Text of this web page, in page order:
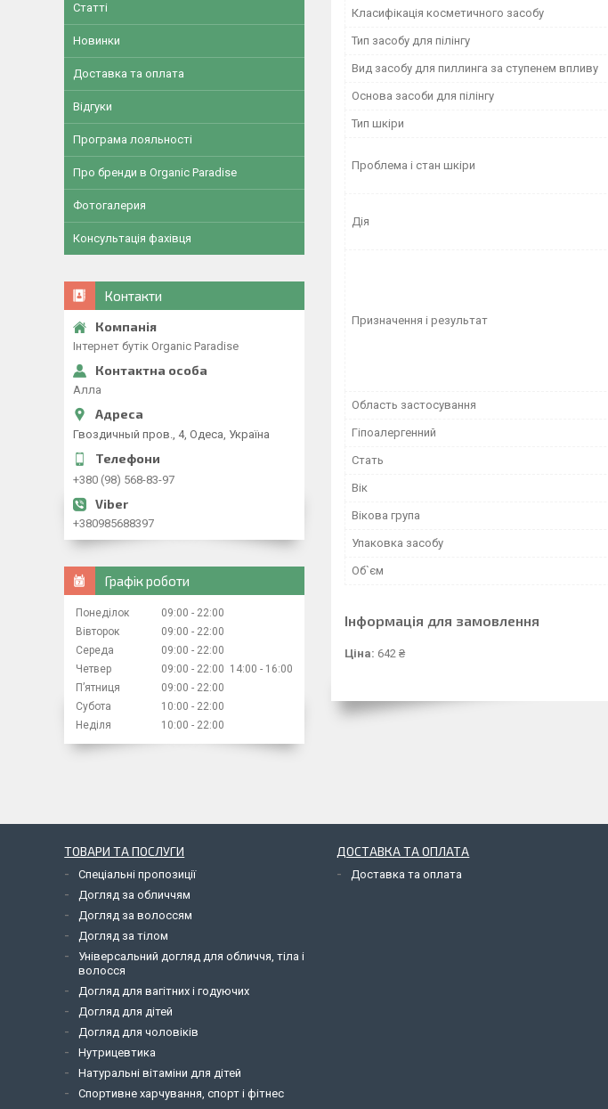
Класифікація косметичного засобу
Тип засобу для пілінгу
Вид засобу для пиллинга за ступенем впливу
Основа засоби для пілінгу
Тип шкіри
Проблема і стан шкіри
Дія
Призначення і результат
Область застосування
Гіпоалергенний
Стать
Вік
Вікова група
Упаковка засобу
Об`єм
Інформація для замовлення
Ціна: 642 ₴
Статті
Новинки
Доставка та оплата
Відгуки
Програма лояльності
Про бренди в Organic Paradise
Фотогалерия
Консультація фахівця
Контакти
Iнтернет бутiк Organic Paradise
Алла
Гвоздичный пров., 4, Одеса, Україна
+380 (98) 568-83-97
+380985688397
Графік роботи
Понеділок 09:00
22:00
Вівторок
09:00
22:00
Середа
09:00
22:00
Четвер
09:00 22:00 14:00
16:00
Пʼятниця
09:00
22:00
Субота
10:00
22:00
Неділя
10:00 22:00
ТОВАРИ ТА ПОСЛУГИ
Спеціальні пропозиції
Догляд за обличчям
Догляд за волоссям
Догляд за тілом
Універсальний догляд для обличчя, тіла і
волосся
Догляд для вагітних і годуючих
Догляд для дітей
Догляд для чоловіків
Нутрицевтика
Натуральні вітаміни для дітей
Спортивне харчування, спорт і фітнес
ДОСТАВКА ТА ОПЛАТА
Доставка та оплата